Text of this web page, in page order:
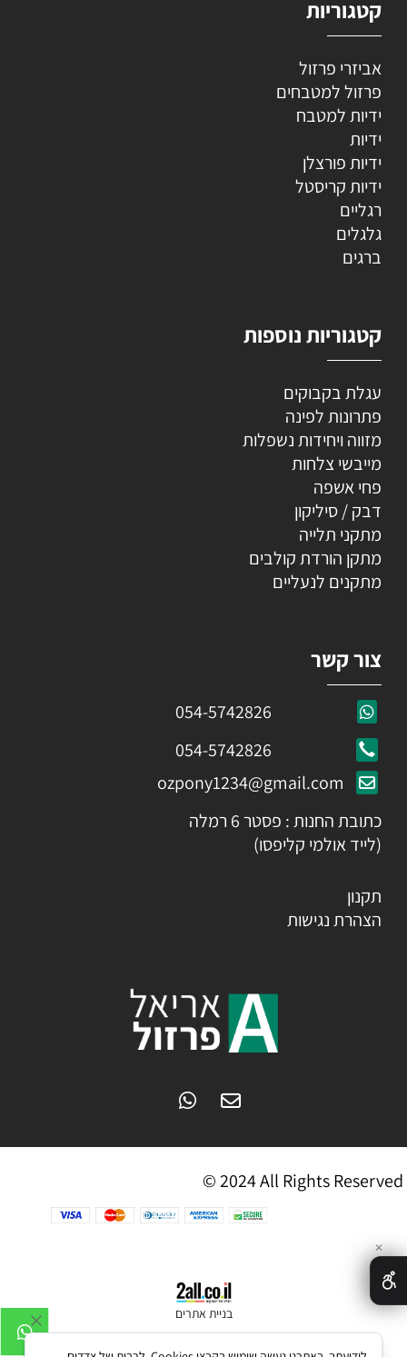
קטגוריות
אביזרי פרזול
פרזול למטבחים
ידיות למטבח
ידיות
ידיות פורצלן
ידיות קריסטל
רגליים
גלגלים
ברגים
קטגוריות נוספות
עגלת בקבוקים
פתרונות לפינה
מזווה ויחידות נשפלות
מייבשי צלחות
פחי אשפה
דבק / סיליקון
מתקני תלייה
מתקן הורדת קולבים
מתקנים לנעליים
צור קשר
054-5742826
054-5742826
ozpony1234@gmail.com
כתובת החנות : פסטר 6 רמלה
(לייד אולמי קליפסו)
תקנון
הצהרת נגישות
© 2024 All Rights Reserved
בניית אתרים
✕